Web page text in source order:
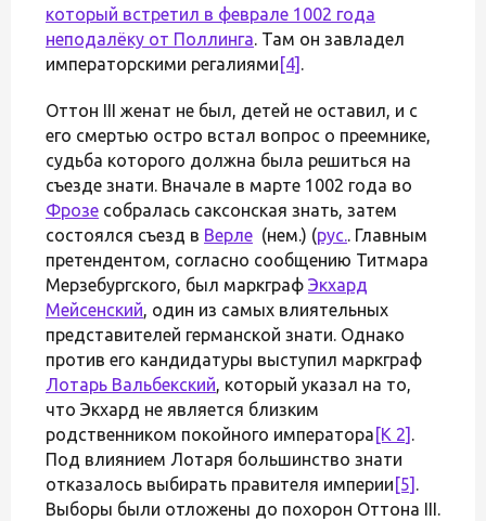
который встретил в феврале 1002 года
неподалёку от Поллинга. Там он завладел
императорскими регалиями [4] .
Оттон III женат не был, детей не оставил, и с
его смертью остро встал вопрос о преемнике,
судьба которого должна была решиться на
съезде знати. Вначале в марте 1002 года во
Фрозе собралась саксонская знать, затем
состоялся съезд в Верле (нем.) (рус.. Главным
претендентом, согласно сообщению Титмара
Мерзебургского, был маркграф Экхард
Мейсенский, один из самых влиятельных
представителей германской знати. Однако
против его кандидатуры выступил маркграф
Лотарь Вальбекский, который указал на то,
что Экхард не является близким
родственником покойного императора [K 2] .
Под влиянием Лотаря большинство знати
отказалось выбирать правителя империи [5] .
Выборы были отложены до похорон Оттона III.